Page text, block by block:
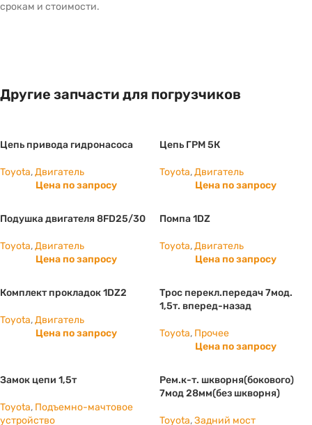
срокам и стоимости.
Другие запчасти для погрузчиков
Цепь привода гидронасоса
Toyota,Двигатель
Цена по запросу
Цепь ГРМ 5К
Toyota,Двигатель
Цена по запросу
Подушка двигателя 8FD25/30
Toyota,Двигатель
Цена по запросу
Помпа 1DZ
Toyota,Двигатель
Цена по запросу
Комплект прокладок 1DZ2
Toyota,Двигатель
Цена по запросу
Трос перекл.передач 7мод.
1,5т. вперед-назад
Toyota, Прочее
Цена по запросу
Замок цепи 1,5т
Toyota, Подъемно-мачтовое
устройство
Рем.к-т. шкворня(бокового)
7мод 28мм(без шкворня)
Toyota,Задний мост